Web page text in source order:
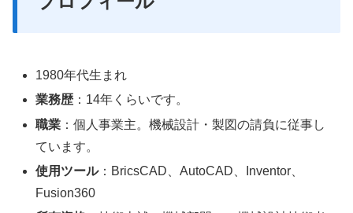
1980年代生まれ
業務歴 ：14年くらいです。
職業 ：個人事業主。機械設計・製図の請負に従事し
ています。
使用ツール：BricsCAD、AutoCAD、Inventor、
Fusion360